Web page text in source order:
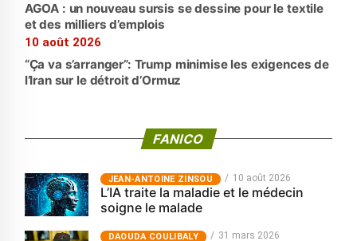
AGOA : un nouveau sursis se dessine pour le textile
et des milliers d’emplois
10 août 2026
“Ça va s’arranger”: Trump minimise les exigences de
l’Iran sur le détroit d’Ormuz
FANICO
JEAN-ANTOINE ZINSOU 10 août 2026
L’IA traite la maladie et le médecin
soigne le malade
‎DAOUDA COULIBALY 31 mars 2026